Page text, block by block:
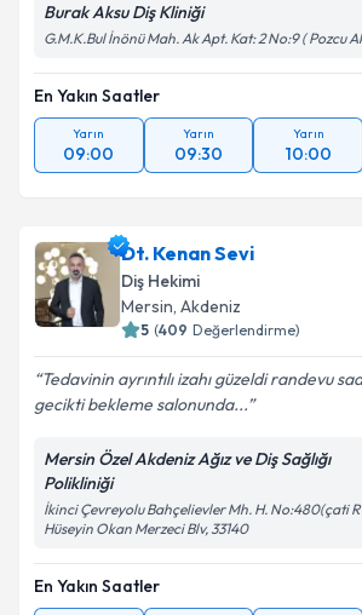
Burak Aksu Diş Kliniği
G.M.K.Bul İnönü Mah. Ak Apt. Kat: 2 No:9 ( Pozcu
En Yakın Saatler
Yarın
09:00
Yarın
09:30
Yarın
10:00
Dt. Kenan Sevi
Diş Hekimi
Mersin, Akdeniz
5 (409 Değerlendirme)
Tedavinin ayrıntılı izahı güzeldi randevu
gecikti bekleme salonunda...
Mersin Özel Akdeniz Ağız ve Diş Sağlığı
Polikliniği
İkinci Çevreyolu Bahçelievler Mh. H. No:480(çati
Hüseyin Okan Merzeci Blv, 33140
En Yakın Saatler